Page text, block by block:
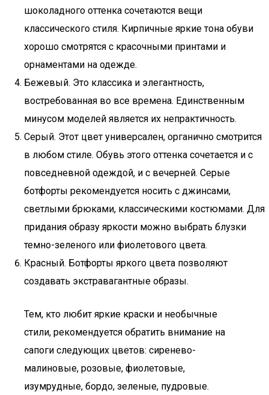
шоколадного оттенка сочетаются вещи
классического стиля. Кирпичные яркие тона обуви
хорошо смотрятся с красочными принтами и
орнаментами на одежде.
Бежевый. Это классика и элегантность,
востребованная во все времена. Единственным
минусом моделей является их непрактичность.
Серый. Этот цвет универсален, органично смотрится
в любом стиле. Обувь этого оттенка сочетается и с
повседневной одеждой, и с вечерней. Серые
ботфорты рекомендуется носить с джинсами,
светлыми брюками, классическими костюмами. Для
придания образу яркости можно выбрать блузки
темно-зеленого или фиолетового цвета.
Красный. Ботфорты яркого цвета позволяют
создавать экстравагантные образы.
Тем, кто любит яркие краски и необычные
стили, рекомендуется обратить внимание на
сапоги следующих цветов: сиренево-
малиновые, розовые, фиолетовые,
изумрудные, бордо, зеленые, пудровые.